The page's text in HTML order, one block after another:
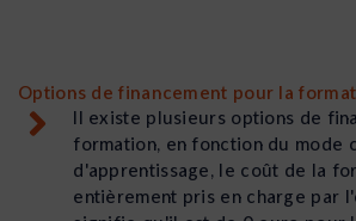
Options de financement pour la
Il existe plusieurs options de
formation, en fonction du mode
d'apprentissage, le coût de la
entièrement pris en charge par